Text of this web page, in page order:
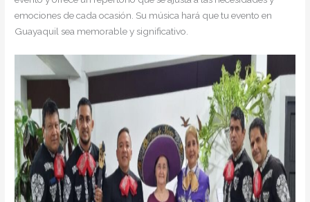
emociones de cada ocasión. Su música hará que tu evento en
Guayaquil sea memorable y significativo.